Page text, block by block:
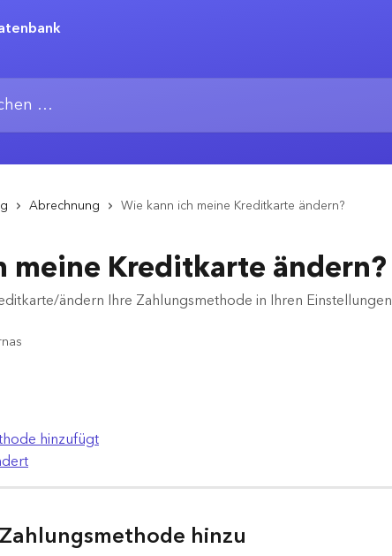
Abrechnung Wie kann ich meine Kreditkarte ändern?
meine Kreditkarte ändern?
ändern Ihre Zahlungsmethode in Ihren Einstellungen
hinzufügt
hinzu